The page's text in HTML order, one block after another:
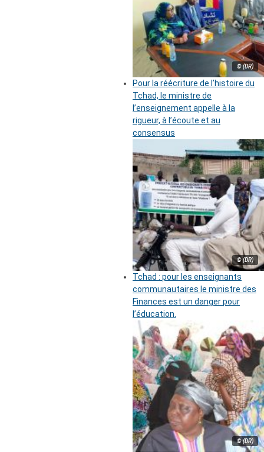
© (DR)
Pour la réécriture de l’histoire du
Tchad, le ministre de
l’enseignement appelle à la
rigueur, à l’écoute et au
consensus
© (DR)
Tchad : pour les enseignants
communautaires le ministre des
Finances est un danger pour
l’éducation.
© (DR)